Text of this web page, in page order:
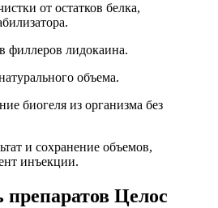
от остатков белка,
филлеров лидокаина.
объема.
биогеля из организма без
и сохранение объемов,
инъекции.
Целос